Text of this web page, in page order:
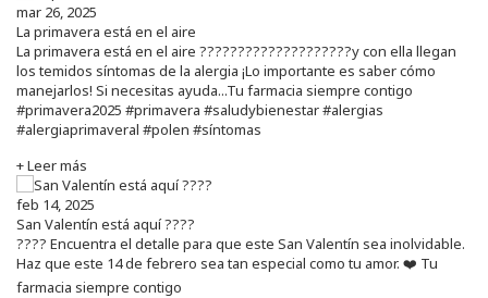
mar 26, 2025
La primavera está en el aire
La primavera está en el aire ????????????????????y con ella llegan
los temidos síntomas de la alergia ¡Lo importante es saber cómo
manejarlos! Si necesitas ayuda...Tu farmacia siempre contigo
#primavera2025 #primavera #saludybienestar #alergias
#alergiaprimaveral #polen #síntomas
+ Leer más
feb 14, 2025
San Valentín está aquí ????
???? Encuentra el detalle para que este San Valentín sea inolvidable.
Haz que este 14 de febrero sea tan especial como tu amor. ❤️ Tu
farmacia siempre contigo